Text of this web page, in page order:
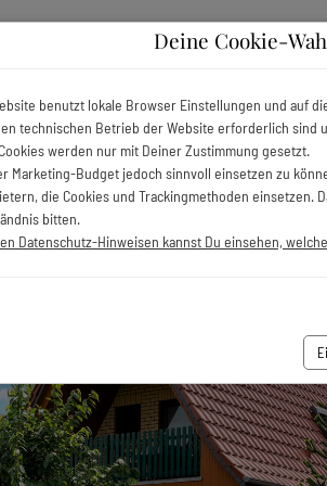
Aktivitäten
BESCHREIBUNG ENTFERNUNGEN
Balkon
Deine Cookie-
benutzt lokale Browser Einstellungen und auf
technischen Betrieb der Website erforderlich sind
werden nur mit Deiner Zustimmung gesetzt.
Marketing-Budget jedoch sinnvoll einsetzen zu
die Cookies und Trackingmethoden einsetzen.
bitten.
Datenschutz-Hinweisen kannst Du einsehen,